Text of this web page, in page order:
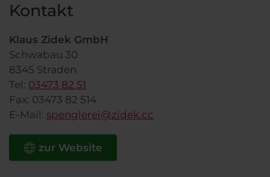
Kontakt
Klaus Zidek GmbH
Schwabau 30
8345 Straden
Tel: 03473 82 51
Fax: 03473 82 514
E-Mail: spenglerei@zidek.cc
zur Website